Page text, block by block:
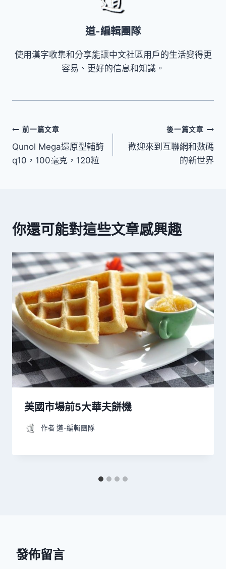
道-編輯團隊
使用漢字收集和分享能讓中文社區用戶的生活變得更
容易、更好的信息和知識。
文
章
前一篇文章
Qunol Mega還原型輔酶
q10，100毫克，120粒
後一篇文章
歡迎來到互聯網和數碼
的新世界
你還可能對這些文章感興趣
美國市場前5大華夫餅機
作者 道-編輯團隊
發佈留言